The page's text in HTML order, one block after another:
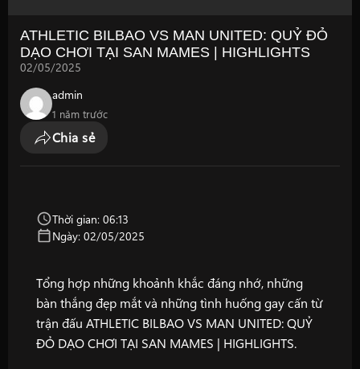
ATHLETIC BILBAO VS MAN UNITED: QUỶ ĐỎ
DẠO CHƠI TẠI SAN MAMES | HIGHLIGHTS
02/05/2025
admin
1 năm trước
Chia sẻ
Thời gian: 06:13
Ngày: 02/05/2025
Tổng hợp những khoảnh khắc đáng nhớ, những
bàn thắng đẹp mắt và những tình huống gay cấn từ
trận đấu ATHLETIC BILBAO VS MAN UNITED: QUỶ
ĐỎ DẠO CHƠI TẠI SAN MAMES | HIGHLIGHTS.